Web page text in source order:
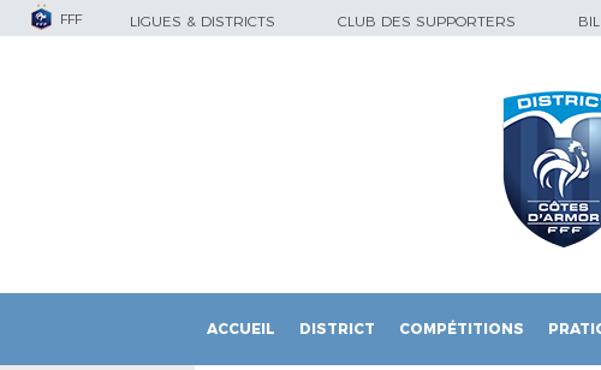
FFF LIGUES & DISTRICTS CLUB DES SUPPORTERS
ACCUEIL DISTRICT COMPÉTITIONS